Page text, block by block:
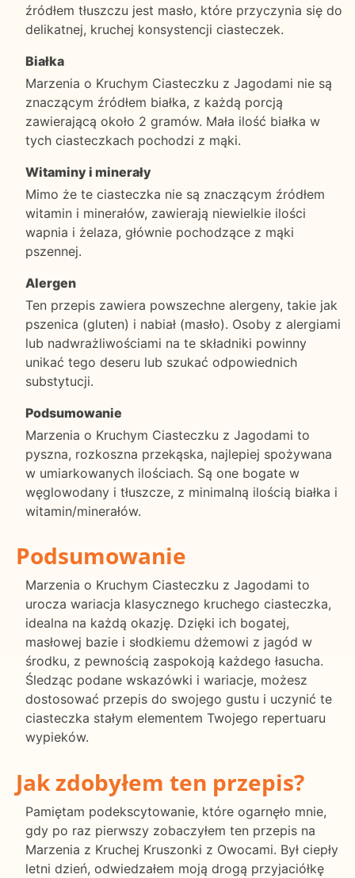
źródłem tłuszczu jest masło, które przyczynia się do
delikatnej, kruchej konsystencji ciasteczek.
Białka
Marzenia o Kruchym Ciasteczku z Jagodami nie są
znaczącym źródłem białka, z każdą porcją
zawierającą około 2 gramów. Mała ilość białka w
tych ciasteczkach pochodzi z mąki.
Witaminy i minerały
Mimo że te ciasteczka nie są znaczącym źródłem
witamin i minerałów, zawierają niewielkie ilości
wapnia i żelaza, głównie pochodzące z mąki
pszennej.
Alergen
Ten przepis zawiera powszechne alergeny, takie jak
pszenica (gluten) i nabiał (masło). Osoby z alergiami
lub nadwrażliwościami na te składniki powinny
unikać tego deseru lub szukać odpowiednich
substytucji.
Podsumowanie
Marzenia o Kruchym Ciasteczku z Jagodami to
pyszna, rozkoszna przekąska, najlepiej spożywana
w umiarkowanych ilościach. Są one bogate w
węglowodany i tłuszcze, z minimalną ilością białka i
witamin/minerałów.
Podsumowanie
Marzenia o Kruchym Ciasteczku z Jagodami to
urocza wariacja klasycznego kruchego ciasteczka,
idealna na każdą okazję. Dzięki ich bogatej,
masłowej bazie i słodkiemu dżemowi z jagód w
środku, z pewnością zaspokoją każdego łasucha.
Śledząc podane wskazówki i wariacje, możesz
dostosować przepis do swojego gustu i uczynić te
ciasteczka stałym elementem Twojego repertuaru
wypieków.
Jak zdobyłem ten przepis?
Pamiętam podekscytowanie, które ogarnęło mnie,
gdy po raz pierwszy zobaczyłem ten przepis na
Marzenia z Kruchej Kruszonki z Owocami. Był ciepły
letni dzień, odwiedzałem moją drogą przyjaciółkę